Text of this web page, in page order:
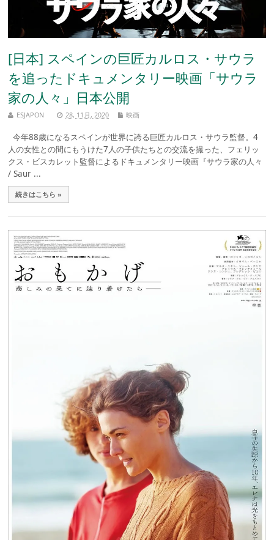
[日本] スペインの巨匠カルロス・サウラ
を追ったドキュメンタリー映画「サウラ
家の人々」日本公開
ESJAPON 28, 11月, 2020 映画
今年88歳になるスペインが世界に誇る巨匠カルロス・サウラ監督。4
人の女性との間にもうけた7人の子供たちとの交流を撮った、フェリッ
クス・ビスカレット監督によるドキュメンタリー映画『サウラ家の人々
/ Saur ...
続きはこちら »